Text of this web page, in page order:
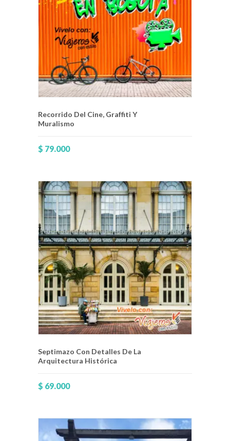
Recorrido Del Cine, Graffiti Y
Muralismo
$ 79.000
Septimazo Con Detalles De La
Arquitectura Histórica
$ 69.000